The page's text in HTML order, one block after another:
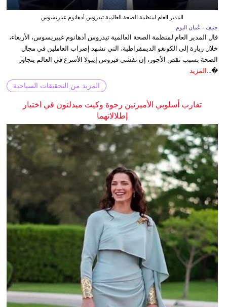
المدير العام لمنظمة الصحة العالمية تيدروس أدهانوم غيبريسوس
جنيف - عُمان اليوم
قال المدير العام لمنظمة الصحة العالمية تيدروس أدهانوم غيبريسوس، الأربعاء،
خلال زيارة إلى الكونغو الديمقراطية، التي تشهد إضراب العاملين في مجال
الصحة بسبب نقص الأجور، إن تفشي فيروس إيبولا الأسرع في العالم يتجاوز
�... المزيد
المزيد من التحقيقات السياحية
تقارب أسلوبي الأميرتين رجوة وكيت ميدلتون في اختيار
إطلالاتهما